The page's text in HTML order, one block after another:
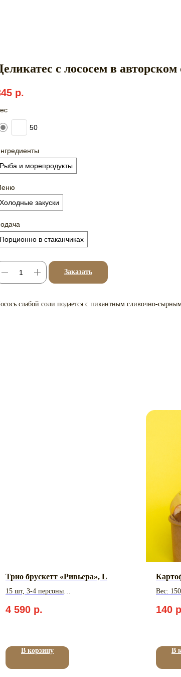
с лососем в авторском
р.
50
Рыба и морепродукты
Холодные закуски
Порционно в стаканчиках
Заказать
слабой соли подается с пикантным сливочно-
Трио брускетт «Ривьера», L
15 шт, 3-4 персоны
4 590 р.
В корзину
Вес:
140
В